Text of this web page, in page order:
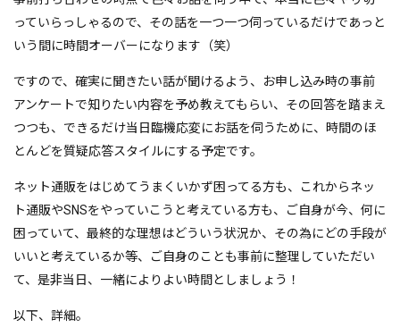
っていらっしゃるので、その話を一つ一つ伺っているだけであっと
いう間に時間オーバーになります（笑）
ですので、確実に聞きたい話が聞けるよう、お申し込み時の事前
アンケートで知りたい内容を予め教えてもらい、その回答を踏まえ
つつも、できるだけ当日臨機応変にお話を伺うために、時間のほ
とんどを質疑応答スタイルにする予定です。
ネット通販をはじめてうまくいかず困ってる方も、これからネッ
ト通販やSNSをやっていこうと考えている方も、ご自身が今、何に
困っていて、最終的な理想はどういう状況か、その為にどの手段が
いいと考えているか等、ご自身のことも事前に整理していただい
て、是非当日、一緒によりよい時間としましょう！
以下、詳細。